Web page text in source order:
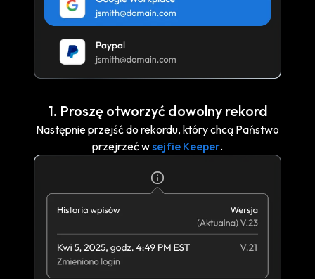
1. Proszę otworzyć dowolny rekord
Następnie przejść do rekordu, który chcą Państwo
przejrzeć wsejfie Keeper.